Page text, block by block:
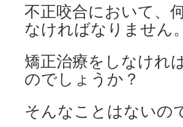
ッ
不正咬合において、
なければなりません。
矯正治療をしなけれ
のでしょうか？
そんなことはないの